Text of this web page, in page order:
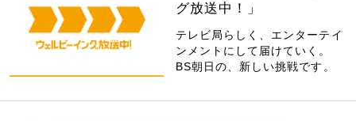
グ放送中！」
テレビ局らしく、エンターテイ
ンメントにして届けていく。
BS朝日の、新しい挑戦です。